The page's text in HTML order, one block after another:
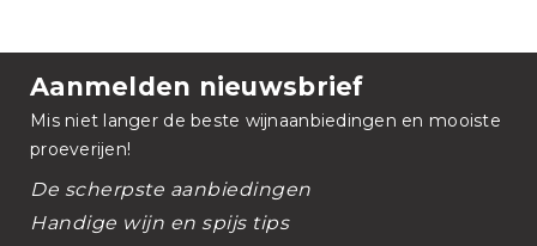
Aanmelden nieuwsbrief
Mis niet langer de beste wijnaanbiedingen en mooiste
proeverijen!
De scherpste aanbiedingen
Handige wijn en spijs tips